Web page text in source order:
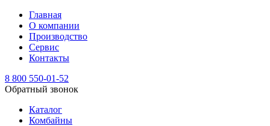
Главная
О компании
Производство
Сервис
Контакты
8 800 550-01-52
Обратный звонок
Каталог
Комбайны